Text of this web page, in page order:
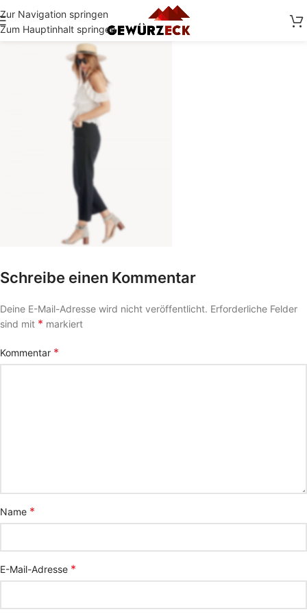
Zur Navigation springen
Zum Hauptinhalt springen
Schreibe einen Kommentar
Deine E-Mail-Adresse wird nicht veröffentlicht. Erforderliche Felder
sind mit * markiert
Kommentar *
Name *
E-Mail-Adresse *